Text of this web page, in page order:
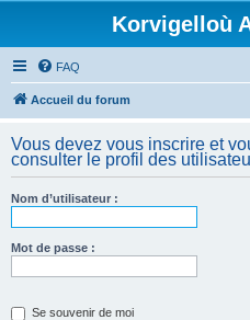
Korvigelloù
FAQ
Accueil du forum
Vous devez vous inscrire et
consulter le profil des
Nom d’utilisateur :
Mot de passe :
Se souvenir de moi